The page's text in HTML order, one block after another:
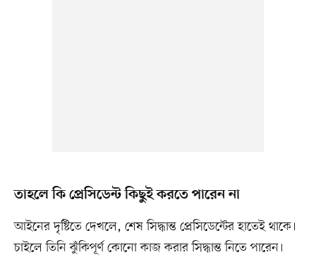
তাহলে কি প্রেসিডেন্ট কিছুই করতে পারেন না
আইনের দৃষ্টিতে দেখলে, শেষ সিদ্ধান্ত প্রেসিডেন্টের হাতেই থাকে।
চাইলে তিনি ঝুঁকিপূর্ণ কোনো কাজ করার সিদ্ধান্ত নিতে পারেন।